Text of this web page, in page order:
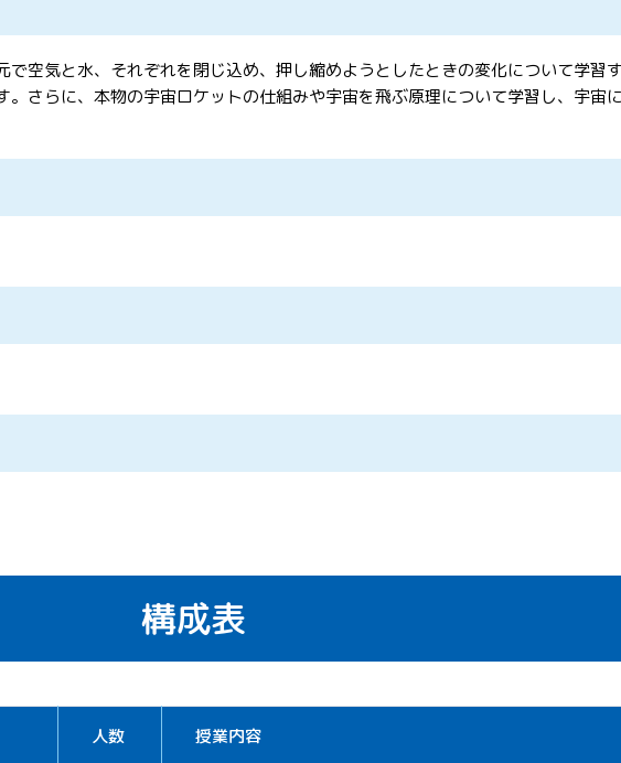
空気と水、それぞれを閉じ込め、押し縮めようとしたときの変化について学習
さらに、本物の宇宙ロケットの仕組みや宇宙を飛ぶ原理について学習し、宇宙
構成表
人数 授業内容